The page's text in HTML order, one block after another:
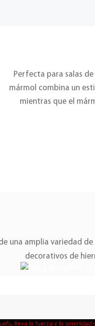
Perfecta para salas
mármol combina un
mientras que el
una amplia variedad
decorativos de